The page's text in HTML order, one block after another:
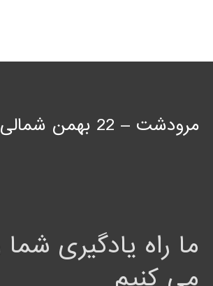
مرودشت – 22 بهمن شمالی
ما راه یادگیری شما